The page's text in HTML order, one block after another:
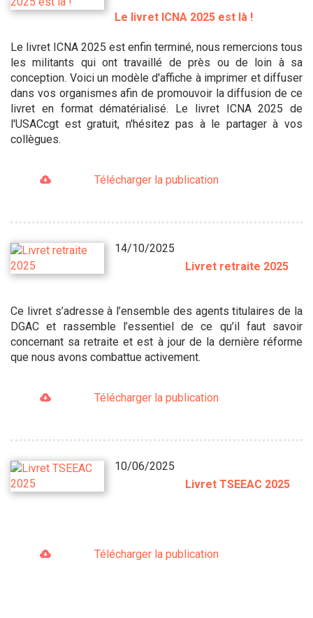
Le livret ICNA 2025 est là !
Le livret ICNA 2025 est enfin terminé, nous remercions tous
les militants qui ont travaillé de près ou de loin à sa
conception. Voici un modèle d'affiche à imprimer et diffuser
dans vos organismes afin de promouvoir la diffusion de ce
livret en format dématérialisé. Le livret ICNA 2025 de
l'USACcgt est gratuit, n'hésitez pas à le partager à vos
collègues.
Télécharger la publication
14/10/2025
Livret retraite 2025
Ce livret s’adresse à l’ensemble des agents titulaires de la
DGAC et rassemble l’essentiel de ce qu’il faut savoir
concernant sa retraite et est à jour de la dernière réforme
que nous avons combattue activement.
Télécharger la publication
10/06/2025
Livret TSEEAC 2025
Télécharger la publication